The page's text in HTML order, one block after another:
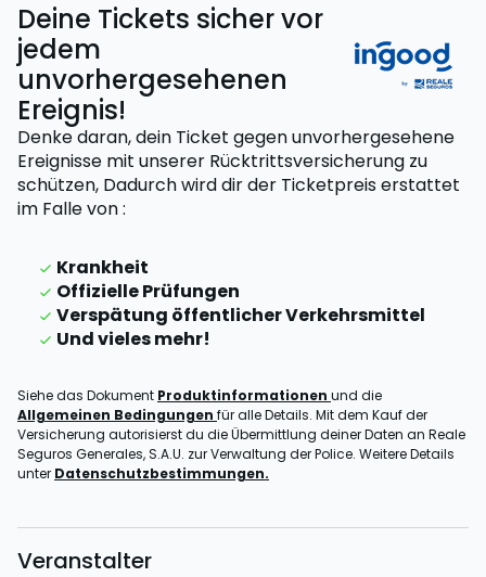
Deine Tickets sicher vor
jedem
unvorhergesehenen
Ereignis!
Denke daran, dein Ticket gegen unvorhergesehene
Ereignisse mit unserer Rücktrittsversicherung zu
schützen, Dadurch wird dir der Ticketpreis erstattet
im Falle von:
Krankheit
Offizielle Prüfungen
Verspätung öffentlicher Verkehrsmittel
Und vieles mehr!
Siehe das Dokument Produktinformationen und die
Allgemeinen Bedingungen für alle Details. Mit dem Kauf der
Versicherung autorisierst du die Übermittlung deiner Daten an Reale
Seguros Generales, S.A.U. zur Verwaltung der Police. Weitere Details
unter Datenschutzbestimmungen.
Veranstalter